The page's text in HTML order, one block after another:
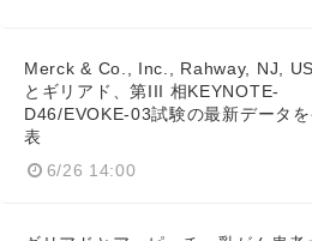
Merck & Co., Inc., Rahway, NJ,
とギリアド、第III 相KEYNOTE-
D46/EVOKE-03試験の最新データを
表
6/26 14:00